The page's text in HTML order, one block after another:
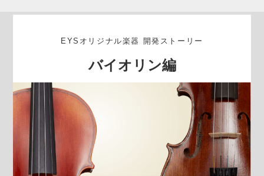
EYSオリジナル楽器 開発ストーリー
バイオリン編